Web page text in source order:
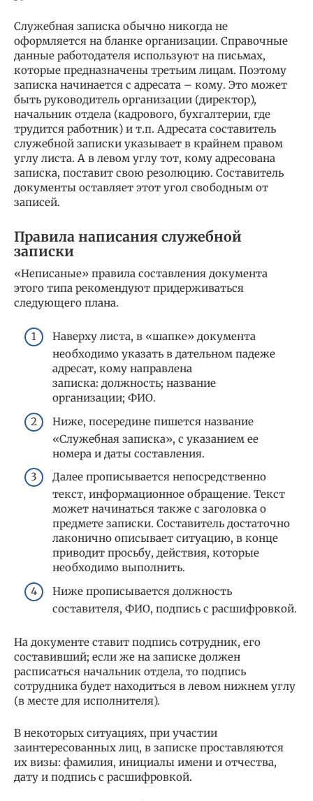
Служебная записка обычно никогда не
оформляется на бланке организации. Справочные
данные работодателя используют на письмах,
которые предназначены третьим лицам. Поэтому
записка начинается с адресата – кому. Это может
быть руководитель организации (директор),
начальник отдела (кадрового, бухгалтерии, где
трудится работник) и т.п. Адресата составитель
служебной записки указывает в крайнем правом
углу листа. А в левом углу тот, кому адресована
записка, поставит свою резолюцию. Составитель
документы оставляет этот угол свободным от
записей.
Правила написания служебной
записки
«Неписаные» правила составления документа
этого типа рекомендуют придерживаться
следующего плана.
Наверху листа, в «шапке» документа
необходимо указать в дательном падеже
адресат, кому направлена
записка: должность; название
организации; ФИО.
Ниже, посередине пишется название
«Служебная записка», с указанием ее
номера и даты составления.
Далее прописывается непосредственно
текст, информационное обращение. Текст
может начинаться также с заголовка о
предмете записки. Составитель достаточно
лаконично описывает ситуацию, в конце
приводит просьбу, действия, которые
необходимо выполнить.
Ниже прописывается должность
составителя, ФИО, подпись с расшифровкой.
На документе ставит подпись сотрудник, его
составивший; если же на записке должен
расписаться начальник отдела, то подпись
сотрудника будет находиться в левом нижнем углу
(в месте для исполнителя).
В некоторых ситуациях, при участии
заинтересованных лиц, в записке проставляются
их визы: фамилия, инициалы имени и отчества,
дату и подпись с расшифровкой.